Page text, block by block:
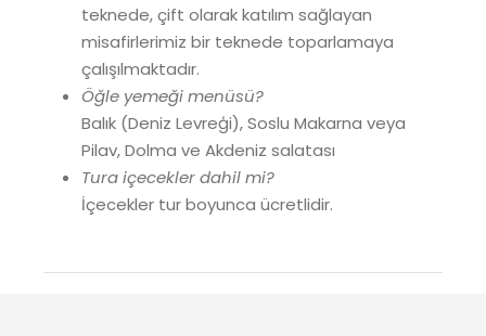
teknede, çift olarak katılım sağlayan
misafirlerimiz bir teknede toparlamaya
çalışılmaktadır.
Öğle yemeği menüsü?
Balık (Deniz Levreģi), Soslu Makarna veya
Pilav, Dolma ve Akdeniz salatası
Tura içecekler dahil mi?
İçecekler tur boyunca ücretlidir.